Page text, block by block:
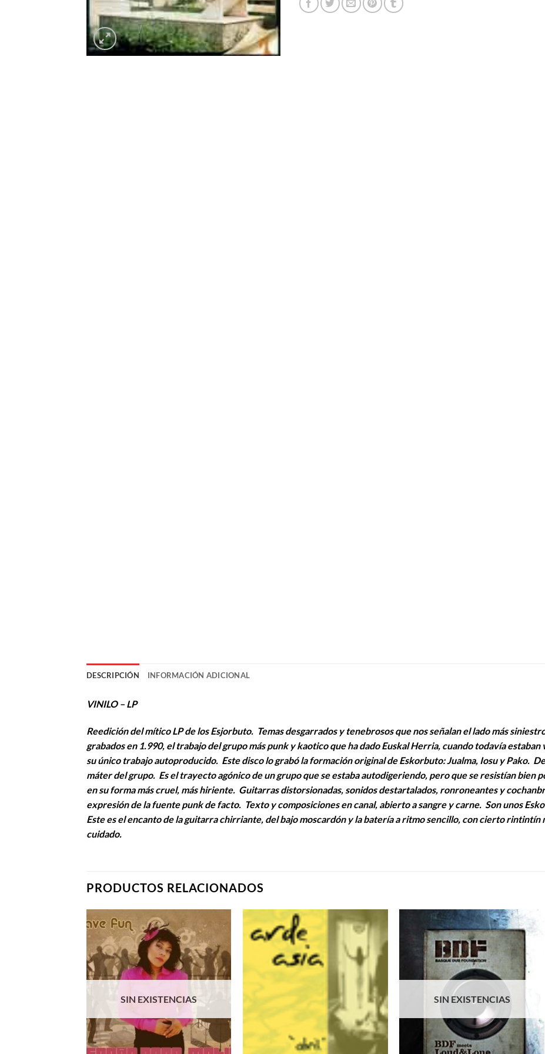
DESCRIPCIÓN INFORMACIÓN ADICIONAL
VINILO – LP
Reedición del mítico LP de los Esjorbuto. Temas desgarrados y tenebrosos que nos señalan el lado más
grabados en 1.990, el trabajo del grupo más punk y kaotico que ha dado Euskal Herria, cuando todavía
su único trabajo autoproducido. Este disco lo grabó la formación original de Eskorbuto: Jualma, Iosu y Pako.
máter del grupo. Es el trayecto agónico de un grupo que se estaba autodigeriendo, pero que se resistían bien
en su forma más cruel, más hiriente. Guitarras distorsionadas, sonidos destartalados, ronroneantes y
expresión de la fuente punk de facto. Texto y composiciones en canal, abierto a sangre y carne. Son unos
Este es el encanto de la guitarra chirriante, del bajo moscardón y la batería a ritmo sencillo, con cierto
cuidado.
PRODUCTOS RELACIONADOS
SIN EXISTENCIAS SIN EXISTENCIAS